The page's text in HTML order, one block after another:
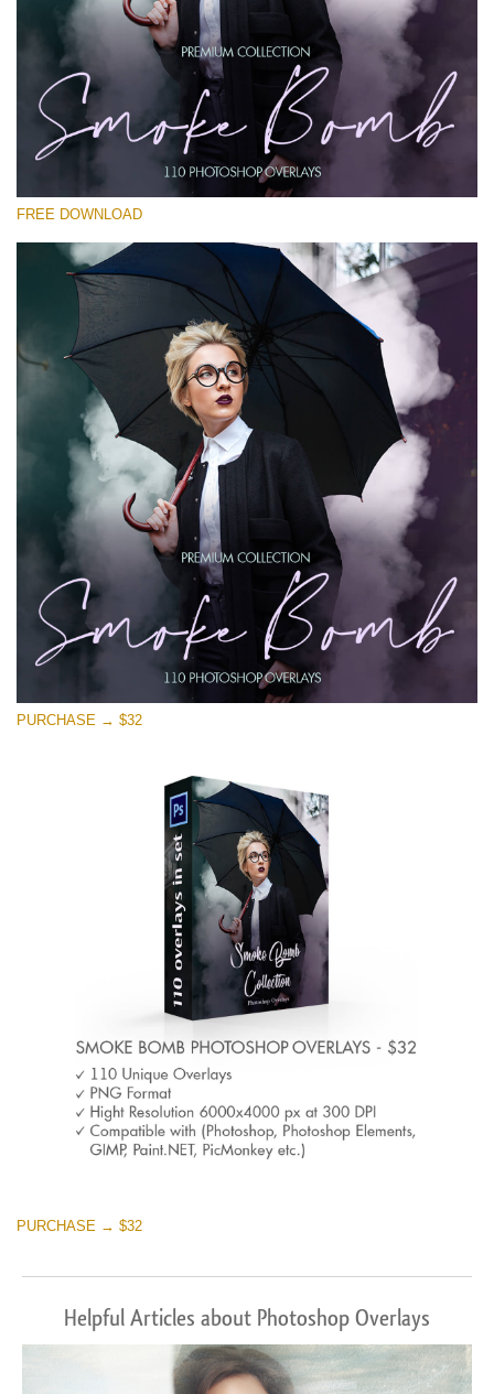
Please select
Free PNG Overlay #20
Small 800*533px
Smoke Bomb
(110 Overlays)
Bokeh Complete Collection (650 Overlays)
Entire Collection
(1783 Overlays)
Large 6000*4000px
Free download
FREE DOWNLOAD
PURCHASE → $32
PURCHASE → $32
Helpful Articles about Photoshop Overlays